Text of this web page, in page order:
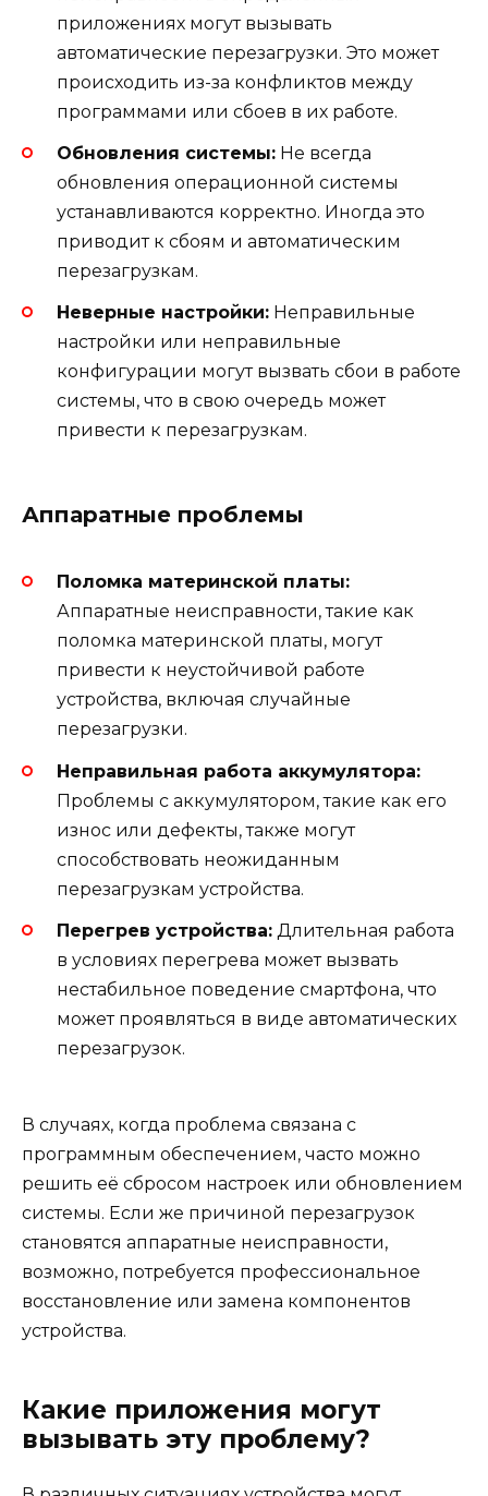
приложениях могут вызывать
автоматические перезагрузки. Это может
происходить из-за конфликтов между
программами или сбоев в их работе.
Обновления системы: Не всегда
обновления операционной системы
устанавливаются корректно. Иногда это
приводит к сбоям и автоматическим
перезагрузкам.
Неверные настройки: Неправильные
настройки или неправильные
конфигурации могут вызвать сбои в работе
системы, что в свою очередь может
привести к перезагрузкам.
Аппаратные проблемы
Поломка материнской платы:
Аппаратные неисправности, такие как
поломка материнской платы, могут
привести к неустойчивой работе
устройства, включая случайные
перезагрузки.
Неправильная работа аккумулятора:
Проблемы с аккумулятором, такие как его
износ или дефекты, также могут
способствовать неожиданным
перезагрузкам устройства.
Перегрев устройства: Длительная работа
в условиях перегрева может вызвать
нестабильное поведение смартфона, что
может проявляться в виде автоматических
перезагрузок.
В случаях, когда проблема связана с
программным обеспечением, часто можно
решить её сбросом настроек или обновлением
системы. Если же причиной перезагрузок
становятся аппаратные неисправности,
возможно, потребуется профессиональное
восстановление или замена компонентов
устройства.
Какие приложения могут
вызывать эту проблему?